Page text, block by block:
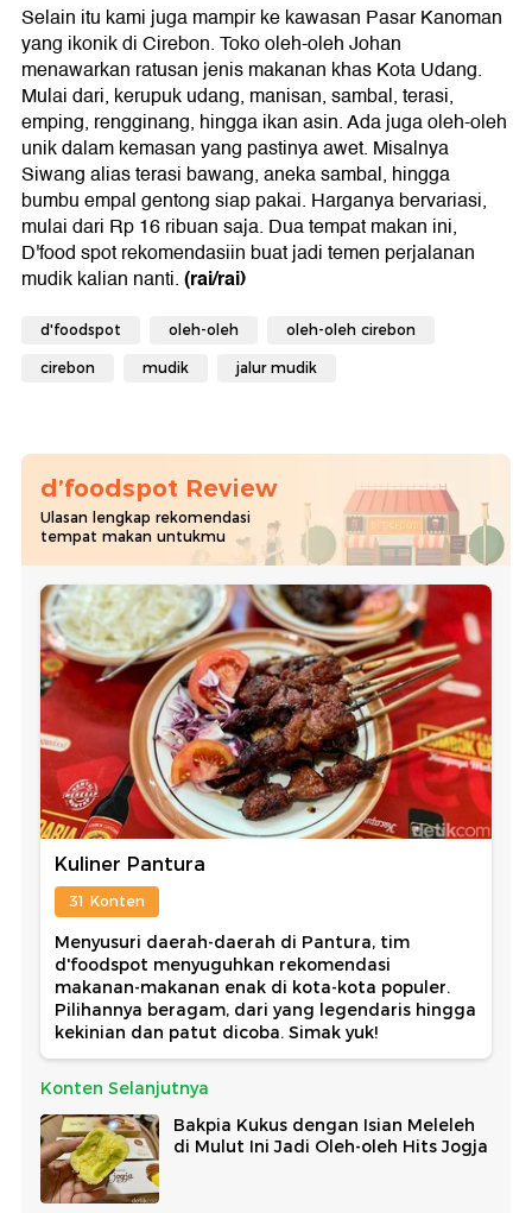
Selain itu kami juga mampir ke kawasan Pasar Kanoman
yang ikonik di Cirebon. Toko oleh-oleh Johan
menawarkan ratusan jenis makanan khas Kota Udang.
Mulai dari, kerupuk udang, manisan, sambal, terasi,
emping, rengginang, hingga ikan asin. Ada juga oleh-oleh
unik dalam kemasan yang pastinya awet. Misalnya
Siwang alias terasi bawang, aneka sambal, hingga
bumbu empal gentong siap pakai. Harganya bervariasi,
mulai dari Rp 16 ribuan saja. Dua tempat makan ini,
D'food spot rekomendasiin buat jadi temen perjalanan
mudik kalian nanti.(rai/rai)
d'foodspot oleh-oleh oleh-oleh cirebon
cirebon mudik jalur mudik
d’foodspot Review
Ulasan lengkap rekomendasi
tempat makan untukmu
Kuliner Pantura
31 Konten
Menyusuri daerah-daerah di Pantura, tim
d'foodspot menyuguhkan rekomendasi
makanan-makanan enak di kota-kota populer.
Pilihannya beragam, dari yang legendaris hingga
kekinian dan patut dicoba. Simak yuk!
Konten Selanjutnya
Bakpia Kukus dengan Isian Meleleh
di Mulut Ini Jadi Oleh-oleh Hits Jogja